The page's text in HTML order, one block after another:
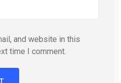
and website in this
time I comment.